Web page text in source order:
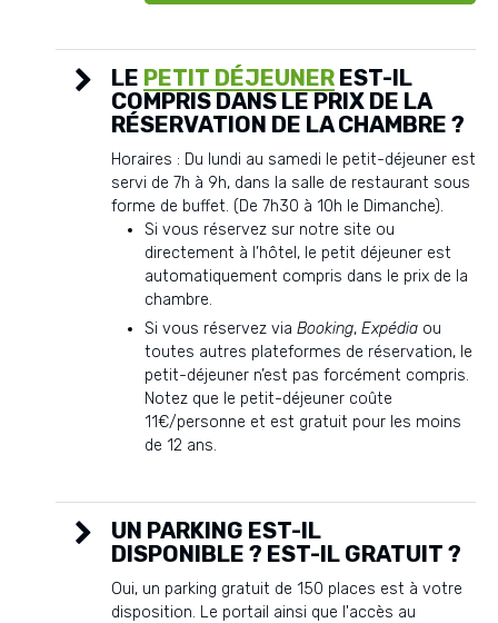
LE PETIT DÉJEUNER EST-IL
COMPRIS DANS LE PRIX DE LA
RÉSERVATION DE LA CHAMBRE ?
Horaires : Du lundi au samedi le petit-déjeuner est
servi de 7h à 9h, dans la salle de restaurant sous
forme de buffet. (De 7h30 à 10h le Dimanche).
Si vous réservez sur notre site ou
directement à l’hôtel, le petit déjeuner est
automatiquement compris dans le prix de la
chambre.
Si vous réservez via Booking, Expédia ou
toutes autres plateformes de réservation, le
petit-déjeuner n’est pas forcément compris.
Notez que le petit-déjeuner coûte
11€/personne et est gratuit pour les moins
de 12 ans.
UN PARKING EST-IL
DISPONIBLE ? EST-IL GRATUIT ?
Oui, un parking gratuit de 150 places est à votre
disposition. Le portail ainsi que l'accès au